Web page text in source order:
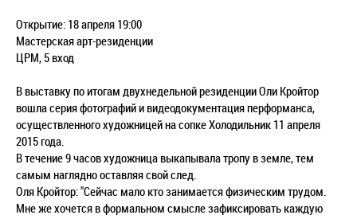
Открытие: 18 апреля 19:00
Мастерская арт-резиденции
ЦРМ, 5 вход
В выставку по итогам двухнедельной резиденции Оли Кройтор
вошла серия фотографий и видеодокументация перформанса,
осуществленного художницей на сопке Холодильник 11 апреля
2015 года.
В течение 9 часов художница выкапывала тропу в земле, тем
самым наглядно оставляя свой след.
Оля Кройтор: "Сейчас мало кто занимается физическим трудом.
Мне же хочется в формальном смысле зафиксировать каждую